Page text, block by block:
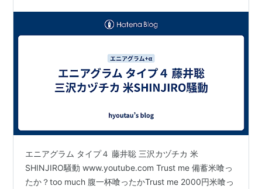
エニアグラム タイプ４ 藤井聡 三沢カヅチカ 米
SHINJIRO騒動 www.youtube.com Trust me 備蓄米喰っ
たか？too much 腹一杯喰ったかTrust me 2000円米喰っ